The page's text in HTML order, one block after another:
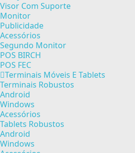
Visor Com Suporte
Monitor
Publicidade
Acessórios
Segundo Monitor
POS BIRCH
POS FEC
Terminais Móveis E Tablets
Terminais Robustos
Android
Windows
Acessórios
Tablets Robustos
Android
Windows